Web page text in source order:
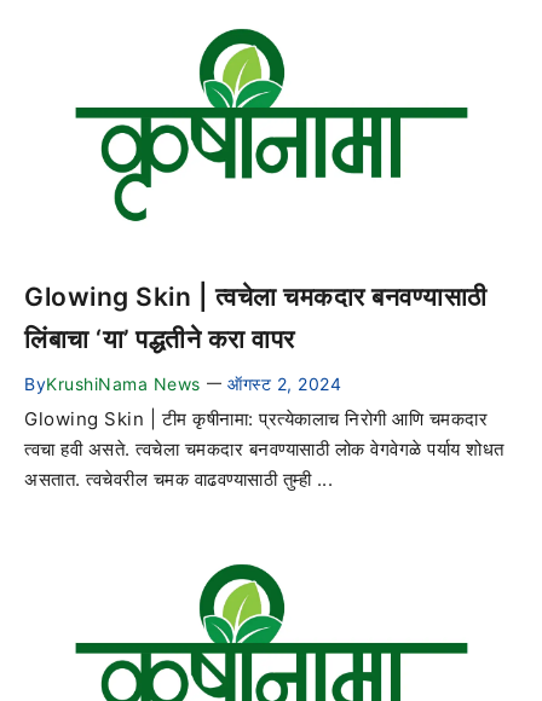
Glowing Skin | त्वचेला चमकदार बनवण्यासाठी
लिंबाचा ‘या’ पद्धतीने करा वापर
ByKrushiNama News — ऑगस्ट 2, 2024
Glowing Skin | टीम कृषीनामा: प्रत्येकालाच निरोगी आणि चमकदार
त्वचा हवी असते. त्वचेला चमकदार बनवण्यासाठी लोक वेगवेगळे पर्याय शोधत
असतात. त्वचेवरील चमक वाढवण्यासाठी तुम्ही ...